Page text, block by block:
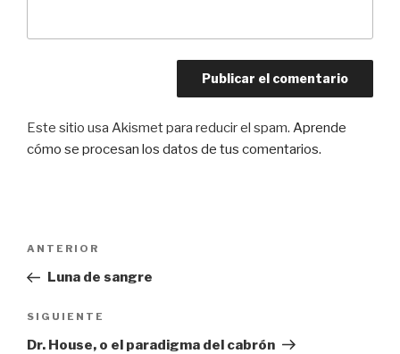
Este sitio usa Akismet para reducir el spam. Aprende
cómo se procesan los datos de tus comentarios.
entradas
Entrada
anterior:
ANTERIOR
Luna de sangre
Siguiente
entrada
SIGUIENTE
Dr. House, o el paradigma del cabrón